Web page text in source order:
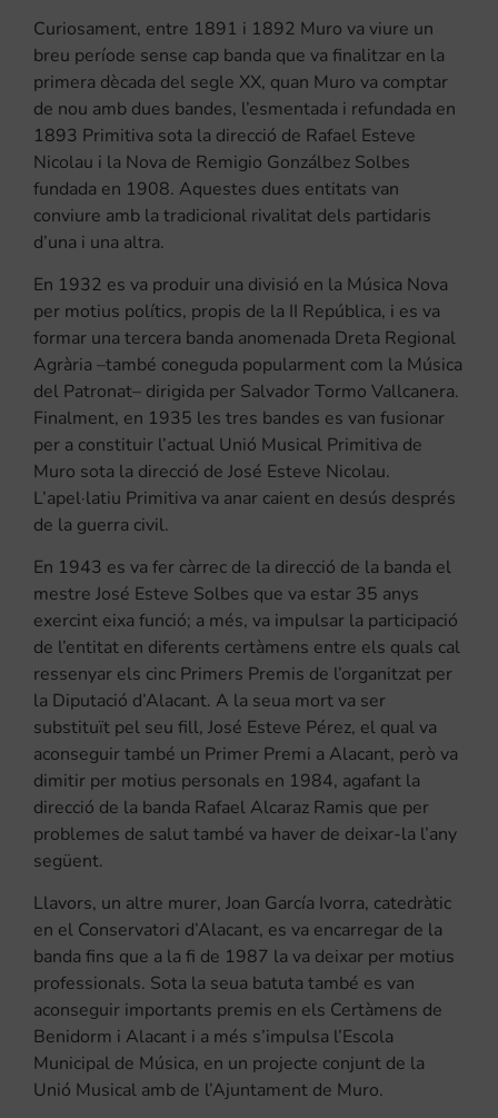
Curiosament, entre 1891 i 1892 Muro va viure un
breu període sense cap banda que va finalitzar en la
primera dècada del segle XX, quan Muro va comptar
de nou amb dues bandes, l’esmentada i refundada en
1893 Primitiva sota la direcció de Rafael Esteve
Nicolau i la Nova de Remigio Gonzálbez Solbes
fundada en 1908. Aquestes dues entitats van
conviure amb la tradicional rivalitat dels partidaris
d’una i una altra.
En 1932 es va produir una divisió en la Música Nova
per motius polítics, propis de la II República, i es va
formar una tercera banda anomenada Dreta Regional
Agrària –també coneguda popularment com la Música
del Patronat– dirigida per Salvador Tormo Vallcanera.
Finalment, en 1935 les tres bandes es van fusionar
per a constituir l’actual Unió Musical Primitiva de
Muro sota la direcció de José Esteve Nicolau.
L’apel·latiu Primitiva va anar caient en desús després
de la guerra civil.
En 1943 es va fer càrrec de la direcció de la banda el
mestre José Esteve Solbes que va estar 35 anys
exercint eixa funció; a més, va impulsar la participació
de l’entitat en diferents certàmens entre els quals cal
ressenyar els cinc Primers Premis de l’organitzat per
la Diputació d’Alacant. A la seua mort va ser
substituït pel seu fill, José Esteve Pérez, el qual va
aconseguir també un Primer Premi a Alacant, però va
dimitir per motius personals en 1984, agafant la
direcció de la banda Rafael Alcaraz Ramis que per
problemes de salut també va haver de deixar-la l’any
següent.
Llavors, un altre murer, Joan García Ivorra, catedràtic
en el Conservatori d’Alacant, es va encarregar de la
banda fins que a la fi de 1987 la va deixar per motius
professionals. Sota la seua batuta també es van
aconseguir importants premis en els Certàmens de
Benidorm i Alacant i a més s’impulsa l’Escola
Municipal de Música, en un projecte conjunt de la
Unió Musical amb de l’Ajuntament de Muro.